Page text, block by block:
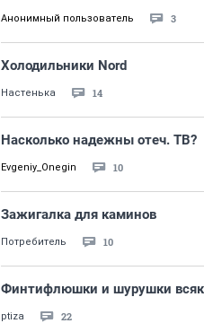
Анонимный пользователь 3
Холодильники Nord
Настенька 14
Насколько надежны отеч. ТВ?
Evgeniy_Onegin 10
Зажигалка для каминов
Потребитель 10
Финтифлюшки и шурушки
ptiza 22